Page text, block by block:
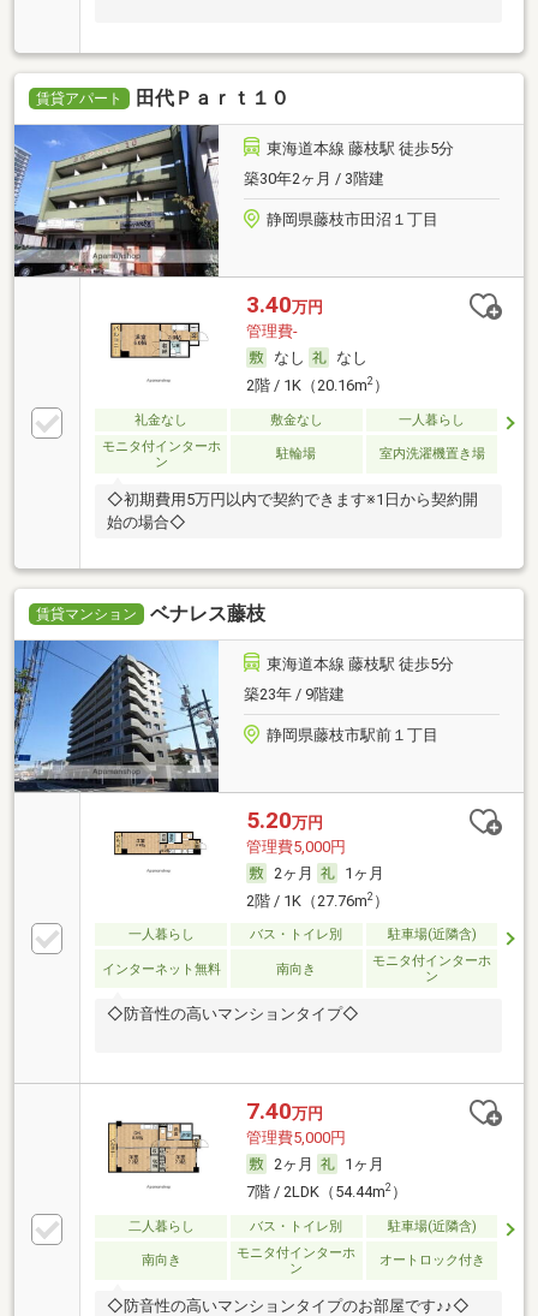
賃貸アパート 田代Ｐａｒｔ１０
東海道本線 藤枝駅 徒歩5分
築30年2ヶ月 / 3階建
静岡県藤枝市田沼１丁目
3.40万円
管理費-
なし
なし
2階 / 1K（20.16m2）
礼金なし 敷金なし
一人暮らし
モニタ付インターホ
ン
駐輪場 室内洗濯機置き場
◇初期費用5万円以内で契約できます※1日から契約開
始の場合◇
賃貸マンション ベナレス藤枝
東海道本線 藤枝駅 徒歩5分
築23年 / 9階建
静岡県藤枝市駅前１丁目
5.20万円
管理費5,000円
2ヶ月
1ヶ月
2階 / 1K（27.76m2）
一人暮らし バス・トイレ別 駐車場(近隣含)
インターネット無料 南向き
モニタ付インターホ
ン
◇防音性の高いマンションタイプ◇
7.40万円
管理費5,000円
2ヶ月
1ヶ月
7階 / 2LDK（54.44m2）
二人暮らし バス・トイレ別 駐車場(近隣含)
南向き
モニタ付インターホ
ン
オートロック付き
◇防音性の高いマンションタイプのお部屋です♪♪◇